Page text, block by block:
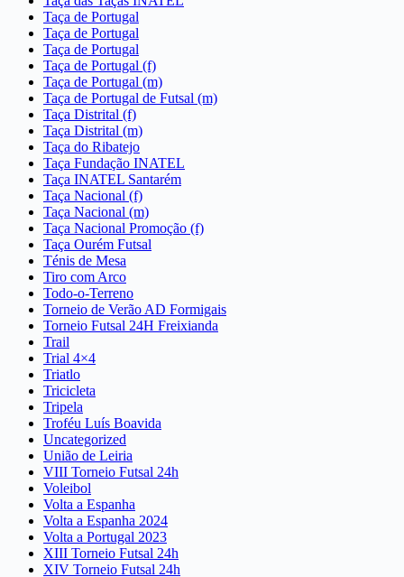
Taça de Portugal
Taça de Portugal
Taça de Portugal
Taça de Portugal (f)
Taça de Portugal (m)
Taça de Portugal de Futsal (m)
Taça Distrital (f)
Taça Distrital (m)
Taça do Ribatejo
Taça Fundação INATEL
Taça INATEL Santarém
Taça Nacional (f)
Taça Nacional (m)
Taça Nacional Promoção (f)
Taça Ourém Futsal
Ténis de Mesa
Tiro com Arco
Todo-o-Terreno
Torneio de Verão AD Formigais
Torneio Futsal 24H Freixianda
Trail
Trial 4×4
Triatlo
Tricicleta
Tripela
Troféu Luís Boavida
Uncategorized
União de Leiria
VIII Torneio Futsal 24h
Voleibol
Volta a Espanha
Volta a Espanha 2024
Volta a Portugal 2023
XIII Torneio Futsal 24h
XIV Torneio Futsal 24h